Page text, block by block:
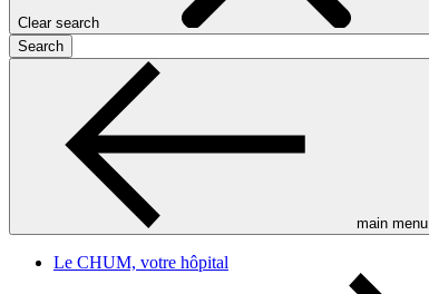
Clear search
Search
main menu
Le CHUM, votre hôpital